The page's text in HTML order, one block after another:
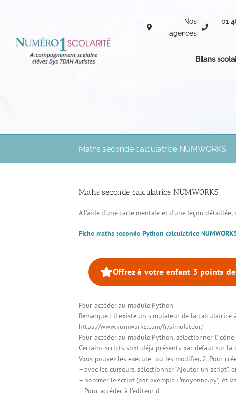
Nos
agences
01
Bilans
Maths seconde calculatrice NUMWORKS
Maths seconde calculatrice NUMWORKS
A l’aide d’une carte mentale et d’une leçon
Fiche maths seconde Python calculatrice
Offrez à votre enfant 3 points
Pour accéder au module Python
Remarque : il existe un simulateur de la calculatrice
https://www.numworks.com/fr/simulateur/
Pour accéder au module Python, sélectionner
Certains scripts sont déjà présents par défaut sur la
Vous pouvez les exécuter ou les modifier. 2. Pour
– avec les curseurs, sélectionner “Ajouter un
– nommer le script (par exemple : ‘moyenne.py’) et
– Pour accéder à l’éditeur d